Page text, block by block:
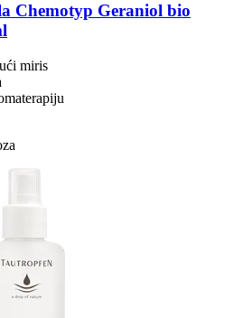
Chemotyp Geraniol bio
miris